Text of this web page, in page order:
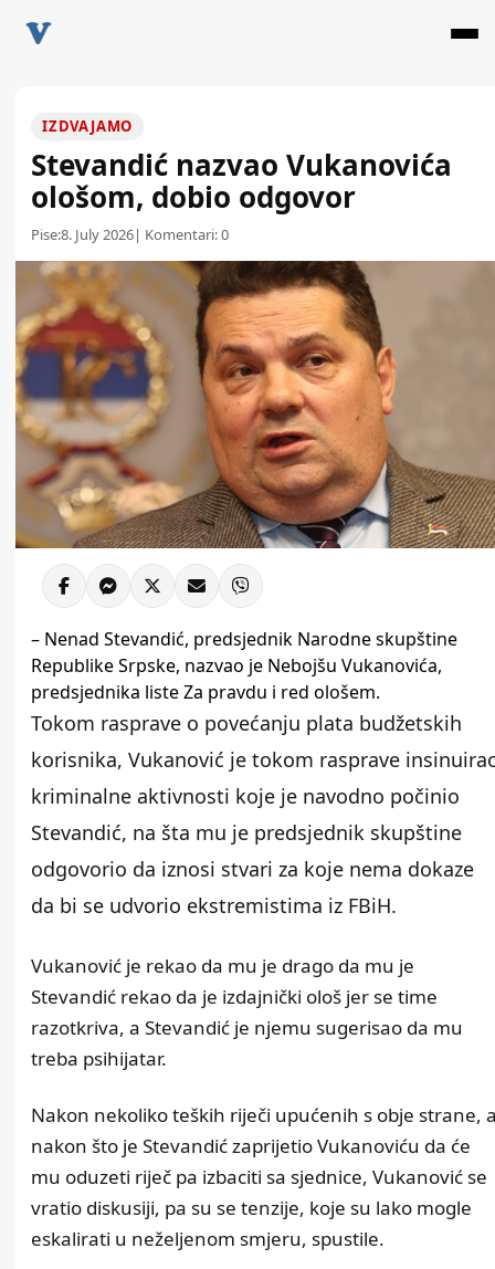
IZDVAJAMO
Stevandić nazvao Vukanovića
ološom, dobio odgovor
Pise:8. July 2026| Komentari:0
– Nenad Stevandić, predsjednik Narodne skupštine
Republike Srpske, nazvao je Nebojšu Vukanovića,
predsjednika liste Za pravdu i red ološem.
Tokom rasprave o povećanju plata budžetskih
korisnika, Vukanović je tokom rasprave
kriminalne aktivnosti koje je navodno počinio
Stevandić, na šta mu je predsjednik skupštine
odgovorio da iznosi stvari za koje nema dokaze
da bi se udvorio ekstremistima iz FBiH.
Vukanović je rekao da mu je drago da mu je
Stevandić rekao da je izdajnički ološ jer se time
razotkriva, a Stevandić je njemu sugerisao da mu
treba psihijatar.
Nakon nekoliko teških riječi upućenih s obje strane,
nakon što je Stevandić zaprijetio Vukanoviću da će
mu oduzeti riječ pa izbaciti sa sjednice, Vukanović se
vratio diskusiji, pa su se tenzije, koje su lako mogle
eskalirati u neželjenom smjeru, spustile.